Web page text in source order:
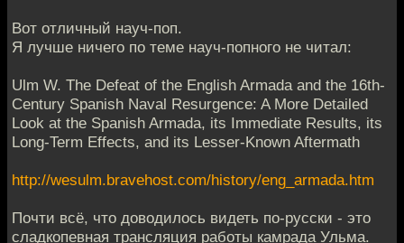
Вот отличный науч-поп.
Я лучше ничего по теме науч-попного не читал:
Ulm W. The Defeat of the English Armada and the 16th-
Century Spanish Naval Resurgence: A More Detailed
Look at the Spanish Armada, its Immediate Results, its
Long-Term Effects, and its Lesser-Known Aftermath
http://wesulm.bravehost.com/history/eng_armada.htm
Почти всё, что доводилось видеть по-русски - это
сладкопевная трансляция работы камрада Ульма.